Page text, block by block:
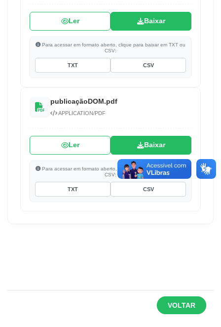
Ler Baixar
Para acessar em formato aberto, clique para baixar em TXT ou
CSV:
TXT CSV
publicaçãoDOM.pdf
APPLICATION/PDF
Ler Baixar
Para acessar em formato aberto, clique para baixar em TXT ou
CSV:
TXT CSV
VOLTAR